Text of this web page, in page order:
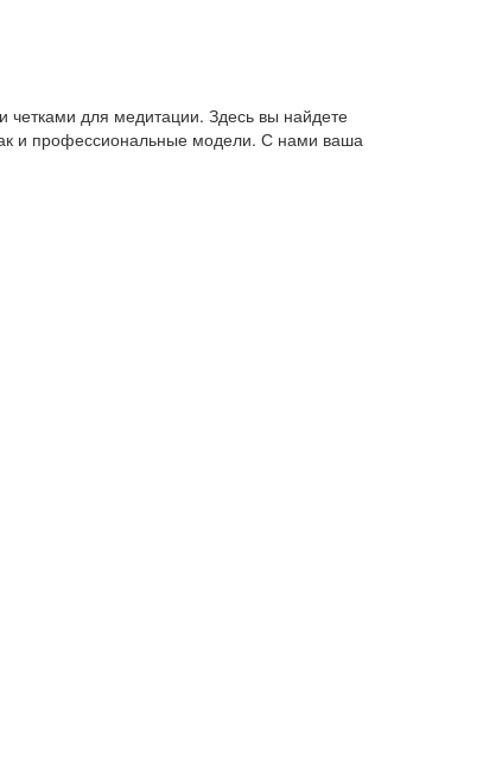
четками для медитации. Здесь вы найдете
и профессиональные модели. С нами ваша